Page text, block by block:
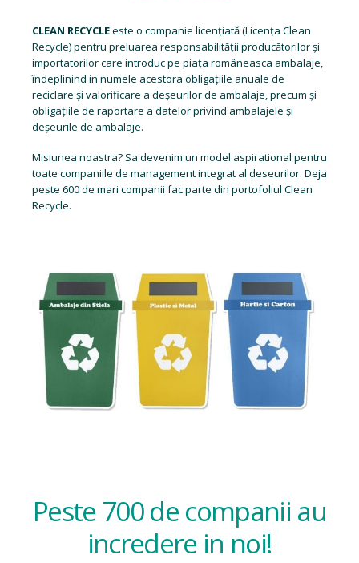
CLEAN RECYCLEeste o companie licențiată (Licența Clean
Recycle) pentru preluarea responsabilității producătorilor și
importatorilor care introduc pe piața româneasca ambalaje,
îndeplinind in numele acestora obligațiile anuale de
reciclare și valorificare a deșeurilor de ambalaje, precum și
obligațiile de raportare a datelor privind ambalajele și
deșeurile de ambalaje.
Misiunea noastra? Sa devenim un model aspirational pentru
toate companiile de management integrat al deseurilor. Deja
peste 600 de mari companii fac parte din portofoliul Clean
Recycle.
Peste 700 de companii au
incredere in noi!